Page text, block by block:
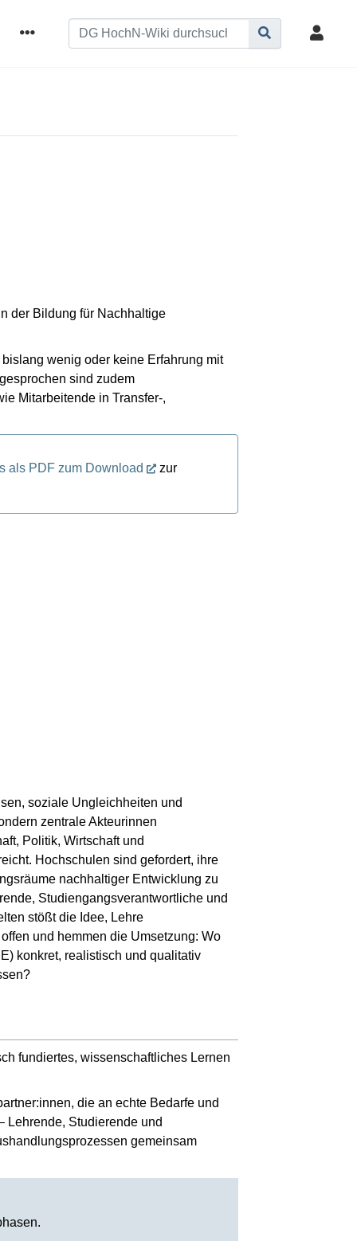
der Bildung für Nachhaltige
wenig oder keine Erfahrung mit
sind zudem
Mitarbeitende in Transfer-,
als PDF zum Download zur
soziale Ungleichheiten und
zentrale Akteurinnen
Politik, Wirtschaft und
Hochschulen sind gefordert, ihre
nachhaltiger Entwicklung zu
Studiengangsverantwortliche und
stößt die Idee, Lehre
und hemmen die Umsetzung: Wo
konkret, realistisch und qualitativ
fundiertes, wissenschaftliches Lernen
die an echte Bedarfe und
Lehrende, Studierende und
gemeinsam